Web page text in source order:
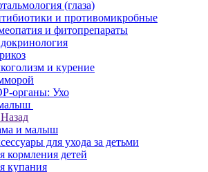
(глаза)
и противомикробные
и фитопрепараты
и курение
органы: Ухо
Назад
и малыш
для ухода за детьми
кормления детей
купания